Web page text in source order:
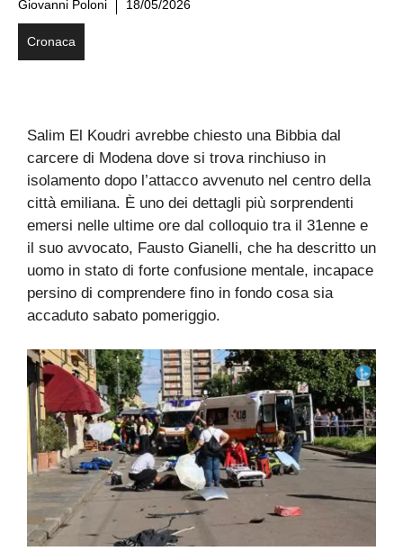
L’AVVOCATO
CROLLO
PSICHICO
Giovanni Poloni 18/05/2026
Cronaca
Salim El Koudri avrebbe chiesto una Bibbia dal
carcere di Modena dove si trova rinchiuso in
isolamento dopo l’attacco avvenuto nel centro della
città emiliana. È uno dei dettagli più sorprendenti
emersi nelle ultime ore dal colloquio tra il 31enne e
il suo avvocato, Fausto Gianelli, che ha descritto un
uomo in stato di forte confusione mentale, incapace
persino di comprendere fino in fondo cosa sia
accaduto sabato pomeriggio.